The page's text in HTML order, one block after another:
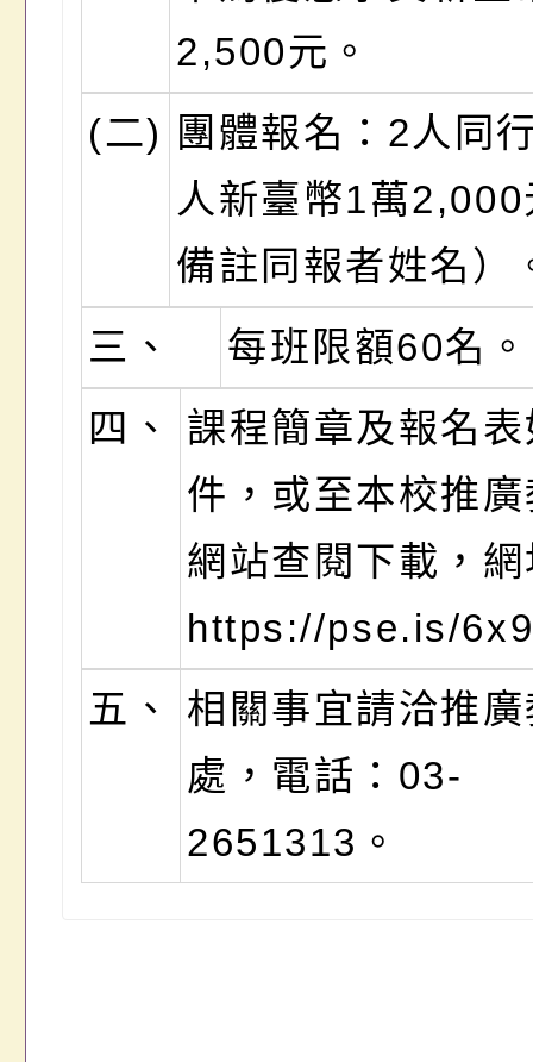
2,500元。
(二) 團體報名：2人同
人新臺幣1萬
備註同報者姓名）
三、
每班限額60名。
四、
課程簡章及報名
件，或至本校推
網站查閱下載，
https://pse.is/
五、
相關事宜請洽推
處，電話：03-
2651313。